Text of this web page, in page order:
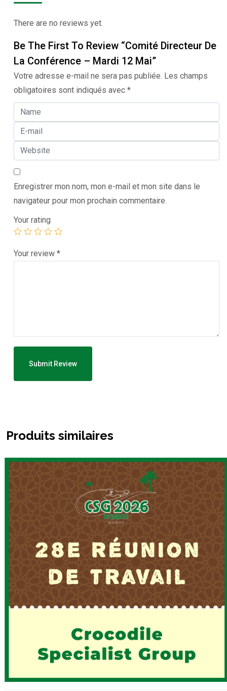
mai
There are no reviews yet.
Be The First To Review “Comité Directeur De
La Conférence – Mardi 12 Mai”
Votre adresse e-mail ne sera pas publiée. Les champs
obligatoires sont indiqués avec *
Enregistrer mon nom, mon e-mail et mon site dans le
navigateur pour mon prochain commentaire.
Your rating
Your review *
Produits similaires